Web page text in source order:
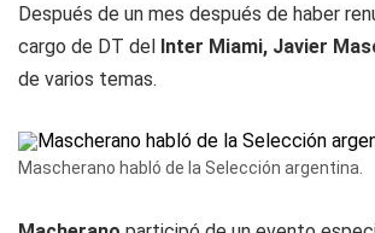
Después de un mes después de haber
cargo de DT del Inter Miami, Javier
de varios temas.
Mascherano habló de la Selección argentina.